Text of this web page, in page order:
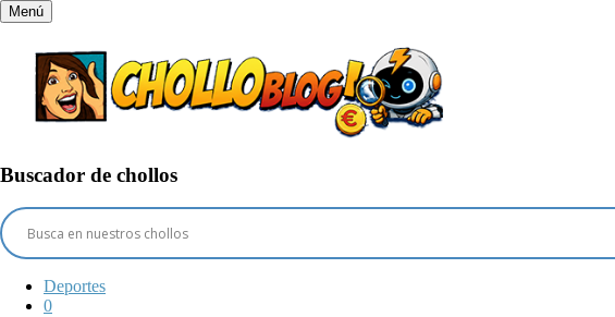
Menú
Buscador de chollos
Deportes
0